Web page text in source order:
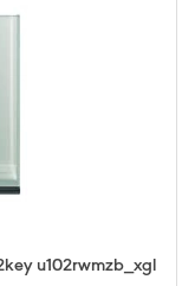
u102rwmzb_xgl